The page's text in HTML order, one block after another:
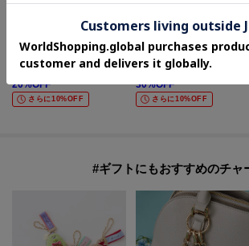
one'sterrace
【晴雨兼用/UV】バイカラーパイピング 長傘
2,552
20%OFF
さらに10%OFF
INDIVI
¥ 10,780
30%OFF
さらに10%OFF
#ギフトにもおすすめのチャ